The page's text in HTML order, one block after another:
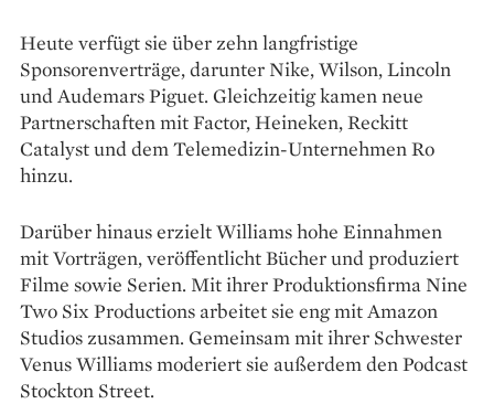
Heute verfügt sie über zehn langfristige
Sponsorenverträge, darunter Nike, Wilson, Lincoln
und Audemars Piguet. Gleichzeitig kamen neue
Partnerschaften mit Factor, Heineken, Reckitt
Catalyst und dem Telemedizin-Unternehmen Ro
hinzu.
Darüber hinaus erzielt Williams hohe Einnahmen
mit Vorträgen, veröffentlicht Bücher und produziert
Filme sowie Serien. Mit ihrer Produktionsfirma Nine
Two Six Productions arbeitet sie eng mit Amazon
Studios zusammen. Gemeinsam mit ihrer Schwester
Venus Williams moderiert sie außerdem den Podcast
Stockton Street.